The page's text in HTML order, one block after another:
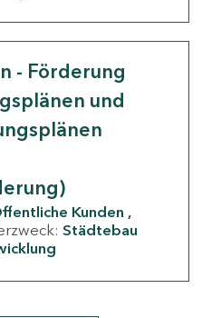
- Förderung
und
Kunden
Städtebau